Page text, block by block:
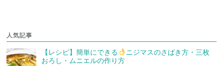
人気記事
【レシピ】簡単にできる
ニジマスのさばき方・三枚
おろし・ムニエルの作り方